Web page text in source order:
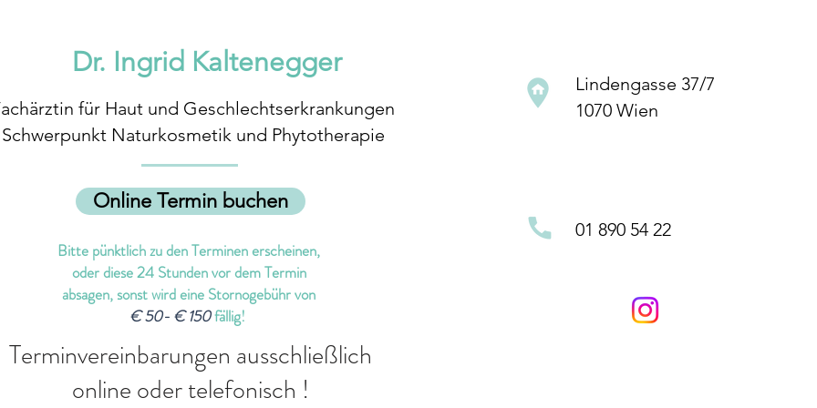
Dr. Ingrid Kaltenegger
für Haut und Geschlechtserkrankungen
Schwerpunkt Naturkosmetik und Phytotherapie
Online Termin buchen
Bitte pünktlich zu den Terminen erscheinen,
oder diese 24 Stunden vor dem Termin
absagen, sonst wird eine Stornogebühr von
€ 50- € 150fällig!
Terminvereinbarungen ausschließlich
online oder telefonisch !
Lindengasse 37/7
1070 Wien
01 890 54 22